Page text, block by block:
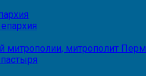
митрополии, митрополит